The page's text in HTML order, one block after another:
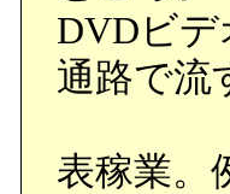
DVDビ
通路で流
表稼業。